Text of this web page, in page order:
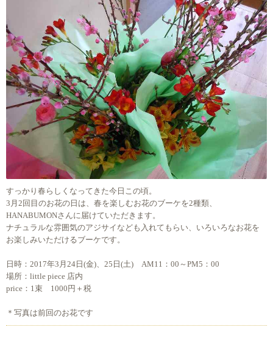
すっかり春らしくなってきた今日この頃。
3月2回目のお花の日は、春を楽しむお花のブーケを2種類、
HANABUMONさんに届けていただきます。
ナチュラルな雰囲気のアジサイなども入れてもらい、いろいろなお花を
お楽しみいただけるブーケです。
日時：2017年3月24日(金)、25日(土) AM11：00～PM5：00
場所：little piece 店内
price：1束 1000円＋税
＊写真は前回のお花です